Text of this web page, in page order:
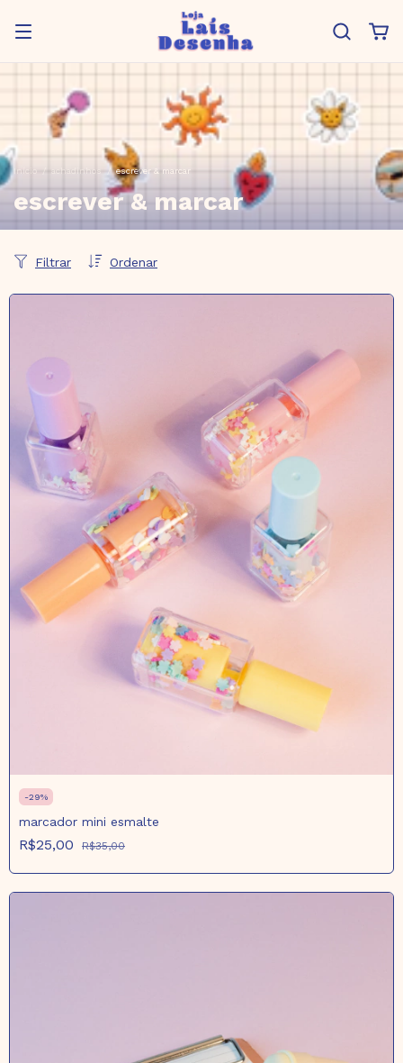
Início / achadinhos escrever & marcar
escrever & marcar
Ordenar
Filtrar
-29%
marcador mini esmalte
R$25,00 R$35,00